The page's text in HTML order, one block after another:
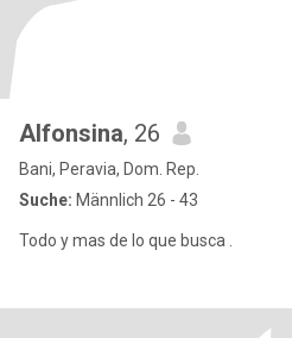
Alfonsina, 26
Bani, Peravia, Dom. Rep.
Suche: Männlich 26 - 43
Todo y mas de lo que busca .